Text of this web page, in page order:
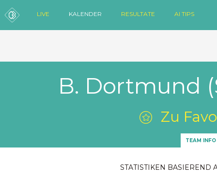
LIVE KALENDER RESULTATE AI TIPS
B. Dortmund
Zu
TEAM INFO
STATISTIKEN BASIEREND